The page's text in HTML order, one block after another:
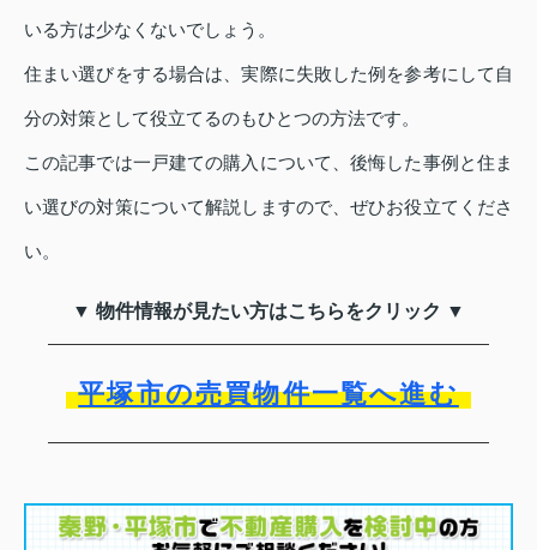
いる方は少なくないでしょう。
住まい選びをする場合は、実際に失敗した例を参考にして自
分の対策として役立てるのもひとつの方法です。
この記事では一戸建ての購入について、後悔した事例と住ま
い選びの対策について解説しますので、ぜひお役立てくださ
い。
▼ 物件情報が見たい方はこちらをクリック ▼
平塚市の売買物件一覧へ進む